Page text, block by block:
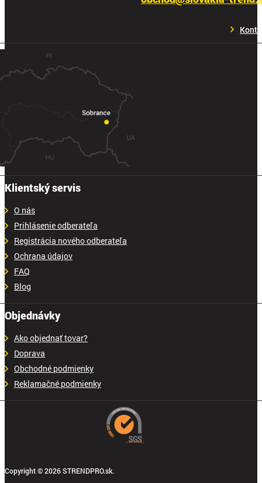
Klientský servis
O nás
Prihlásenie odberateľa
Registrácia nového odberateľa
Ochrana údajov
FAQ
Blog
Objednávky
Ako objednať tovar?
Doprava
Obchodné podmienky
Reklamačné podmienky
Copyright © 2026 STRENDPRO.sk.